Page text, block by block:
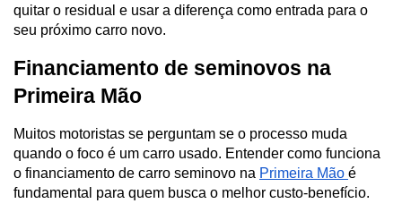
quitar o residual e usar a diferença como entrada para o
seu próximo carro novo.
Financiamento de seminovos na
Primeira Mão
Muitos motoristas se perguntam se o processo muda
quando o foco é um carro usado. Entender como funciona
o financiamento de carro seminovo na Primeira Mão é
fundamental para quem busca o melhor custo-benefício.